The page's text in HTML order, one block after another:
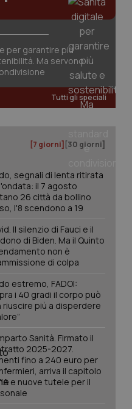
per garantire più
Ma servono
Tutti gli speciali
[7 giorni] [30 giorni]
segnali di lenta ritirata
il 7 agosto
26 città da bollino
l'8 scendono a 19
Il silenzio di Fauci e il
di Biden. Ma il Quinto
non è
di colpa
estremo, FADOI:
i 40 gradi il corpo può
riuscire più a disperdere
Sanità. Firmato il
2025-2027.
fino a 240 euro per
arriva il capitolo
e nuove tutele per il